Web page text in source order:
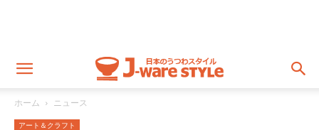
ホーム ニュース
アート＆クラフト